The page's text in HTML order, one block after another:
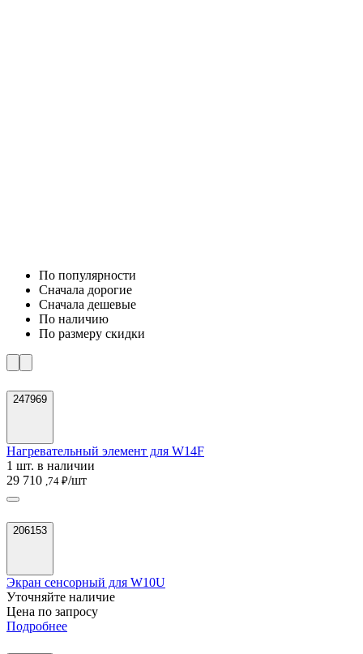
По популярности
Cначала дорогие
Cначала дешевые
По наличию
По размеру скидки
247969
Нагревательный элемент для W14F
1 шт. в наличии
29 710 ,74 ₽/шт
206153
Экран сенсорный для W10U
Уточняйте наличие
Цена по запросу
Подробнее